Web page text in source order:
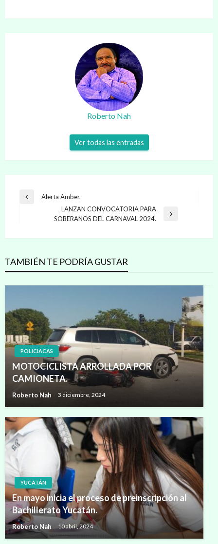
Roberto Nah
Ver todas las entradas
Navegación
entradas
Entrada
Alerta Amber.
LANZAN CONVOCATORIA PARA
SOBERANOS DEL CARNAVAL 2024.
TAMBIÉN TE PODRÍA GUSTAR
POLICIACAS
MOTOCICLISTA ARROLLADA POR
CAMIONETA.
Roberto Nah 3 diciembre, 2024
YUCATÁN
En mayo inicia el proceso de preinscripción al
Bachillerato Yucatán.
Roberto Nah 10 abril, 2024